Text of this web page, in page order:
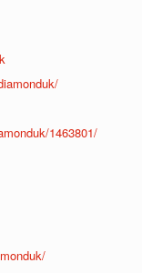
1463801/